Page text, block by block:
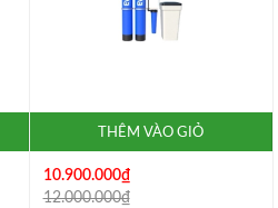
THÊM VÀO GIỎ
10.900.000₫
12.000.000₫